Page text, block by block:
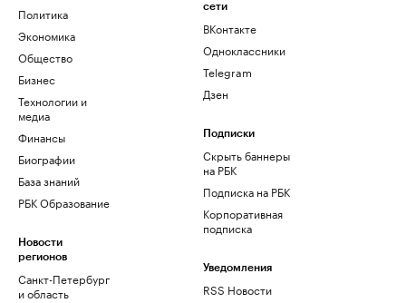
Политика
Экономика
Общество
Бизнес
Технологии и
медиа
Финансы
Биографии
База знаний
РБК Образование
Новости
регионов
Санкт-Петербург
и область
сети
ВКонтакте
Одноклассники
Telegram
Дзен
Подписки
Скрыть баннеры
на РБК
Подписка на РБК
Корпоративная
подписка
Уведомления
RSS Новости